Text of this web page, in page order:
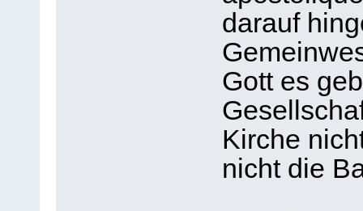
darauf
Gott es
Kirche
nicht die